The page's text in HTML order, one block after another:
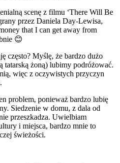
scenę z filmu ‘There Will Be
przez Daniela Day‑Lewisa,
that I can get away from
😊
często? Myślę, że bardzo dużo
tatarską żoną) lubimy podróżować.
więc z oczywistych przyczyn
problem, ponieważ bardzo lubię
Siedzenie w domu, z dala od
przeszkadza. Uwielbiam
i miejsca, bardzo mnie to
świeżości.